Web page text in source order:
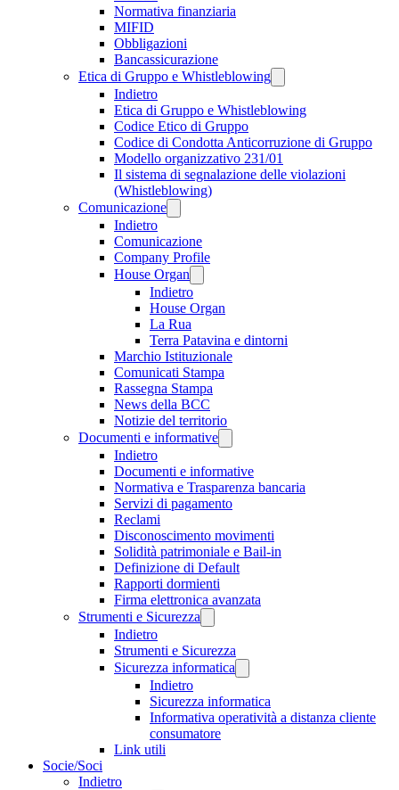
Normativa finanziaria
MIFID
Obbligazioni
Bancassicurazione
Etica di Gruppo e Whistleblowing
Indietro
Etica di Gruppo e Whistleblowing
Codice Etico di Gruppo
Codice di Condotta Anticorruzione di Gruppo
Modello organizzativo 231/01
Il sistema di segnalazione delle violazioni
(Whistleblowing)
Comunicazione
Indietro
Comunicazione
Company Profile
House Organ
Indietro
House Organ
La Rua
Terra Patavina e dintorni
Marchio Istituzionale
Comunicati Stampa
Rassegna Stampa
News della BCC
Notizie del territorio
Documenti e informative
Indietro
Documenti e informative
Normativa e Trasparenza bancaria
Servizi di pagamento
Reclami
Disconoscimento movimenti
Solidità patrimoniale e Bail-in
Definizione di Default
Rapporti dormienti
Firma elettronica avanzata
Strumenti e Sicurezza
Indietro
Strumenti e Sicurezza
Sicurezza informatica
Indietro
Sicurezza informatica
Informativa operatività a distanza cliente
consumatore
Link utili
Socie/Soci
Indietro